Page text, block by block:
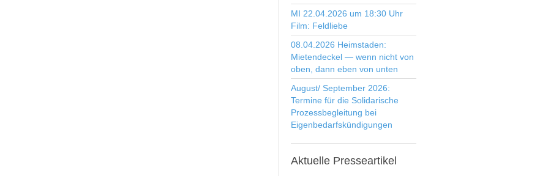
MI 22.04.2026 um 18:30 Uhr
Film: Feldliebe
08.04.2026 Heimstaden:
Mietendeckel — wenn nicht von
oben, dann eben von unten
August/ September 2026:
Termine für die Solidarische
Prozessbegleitung bei
Eigenbedarfskündigungen
Aktuelle Presseartikel